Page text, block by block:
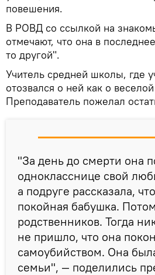
повешения.
В РОВД со ссылкой на
отмечают, что она в
то другой".
Учитель средней школы, где
отозвался о ней как о
Преподаватель пожелал
"За день до смерти она
однокласснице свой
а подруге рассказала,
покойная бабушка.
родственников. Тогда
не пришло, что она
самоубийством. Она
семьи", — поделились